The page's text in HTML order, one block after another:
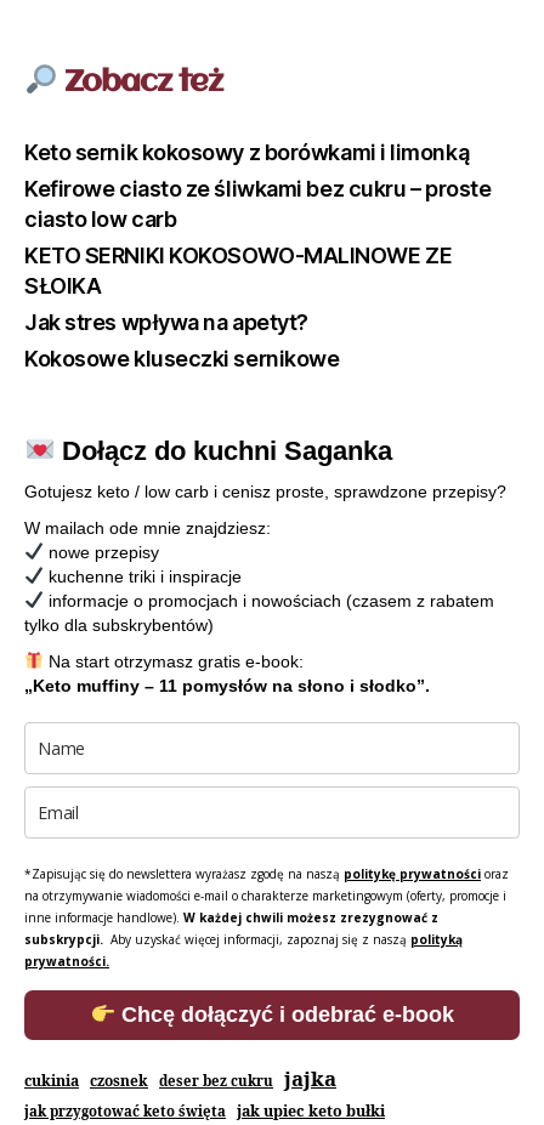
Zobacz też
Keto sernik kokosowy z borówkami i limonką
Kefirowe ciasto ze śliwkami bez cukru – proste
ciasto low carb
KETO SERNIKI KOKOSOWO-MALINOWE ZE
SŁOIKA
Jak stres wpływa na apetyt?
Kokosowe kluseczki sernikowe
Dołącz do kuchni Saganka
Gotujesz keto / low carb i cenisz proste, sprawdzone przepisy?
W mailach ode mnie znajdziesz:
nowe przepisy
kuchenne triki i inspiracje
informacje o promocjach i nowościach (czasem z rabatem
tylko dla subskrybentów)
Na start otrzymasz gratis e-book:
„Keto muffiny – 11 pomysłów na słono i słodko”.
*Zapisując się do newslettera wyrażasz zgodę na naszą politykę prywatności oraz
na otrzymywanie wiadomości e-mail o charakterze marketingowym (oferty, promocje i
inne informacje handlowe). W każdej chwili możesz zrezygnować z
subskrypcji. Aby uzyskać więcej informacji, zapoznaj się z naszą polityką
prywatności.
Chcę dołączyć i odebrać e-book
cukinia czosnek deser bez cukru jajka
jak przygotować keto święta jak upiec keto bułki